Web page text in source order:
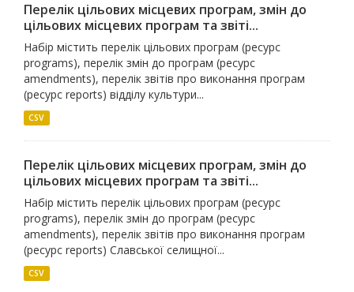
Перелік цільових місцевих програм, змін до
цільових місцевих програм та звіті...
Набір містить перелік цільових програм (ресурс
programs), перелік змін до програм (ресурс
amendments), перелік звітів про виконання програм
(ресурс reports) відділу культури...
CSV
Перелік цільових місцевих програм, змін до
цільових місцевих програм та звіті...
Набір містить перелік цільових програм (ресурс
programs), перелік змін до програм (ресурс
amendments), перелік звітів про виконання програм
(ресурс reports) Славської селищної...
CSV